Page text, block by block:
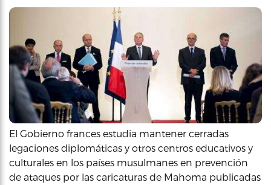
El Gobierno frances estudia mantener cerradas
legaciones diplomáticas y otros centros educativos y
culturales en los países musulmanes en prevención
de ataques por las caricaturas de Mahoma publicadas